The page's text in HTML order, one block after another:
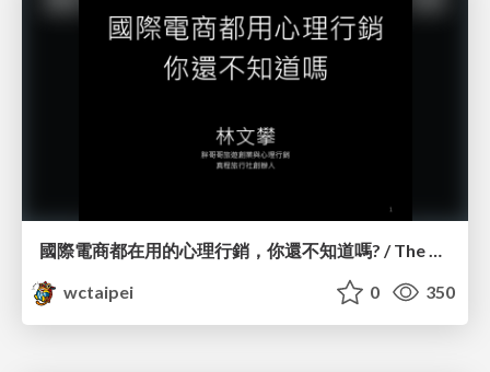
國際電商都在用的心理行銷，你還不知道嗎? / The Psychology Behind eCommerce_林文攀 / Peter Lin
wctaipei
0 350